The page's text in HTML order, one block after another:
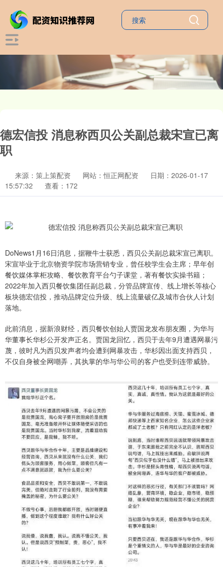
德宏信投 消息称西贝公关副总裁宋宣已离
职
来源：策上策配资 网站：恒正网配资
日期：2026-01-17
15:57:32
查看：172
DoNews1月16日消息，据鞭牛士获悉，西贝公关副总裁宋宣已离职。
宋宣毕业于北京物资学院市场营销专业，曾任校学生会主席；早年创
餐饮媒体掌柜攻略、餐饮教育平台勺子课堂，著有餐饮实操书籍；
2022年加入西贝餐饮集团任副总裁，分管品牌宣传、线上增长等核心
板块德宏信投，推动品牌定位升级、线上流量破亿及城市合伙人计划
落地。
此前消息，据新浪财经，西贝餐饮创始人贾国龙发布朋友圈，为华与
华董事长华杉公开发声正名。贾国龙回忆，西贝于去年9月遭遇网暴污
蔑，彼时凡为西贝发声者均会遭到网暴攻击，华杉因出面支持西贝，
不仅自身被全网嘲弄，其执掌的华与华公司的客户也受到连带威胁。